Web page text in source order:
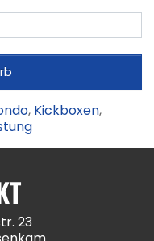
, Kickboxen,
23